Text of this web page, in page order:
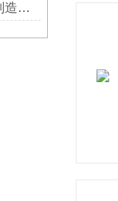
胜佰德Sandpiper隔膜泵的制造工艺和技术难点